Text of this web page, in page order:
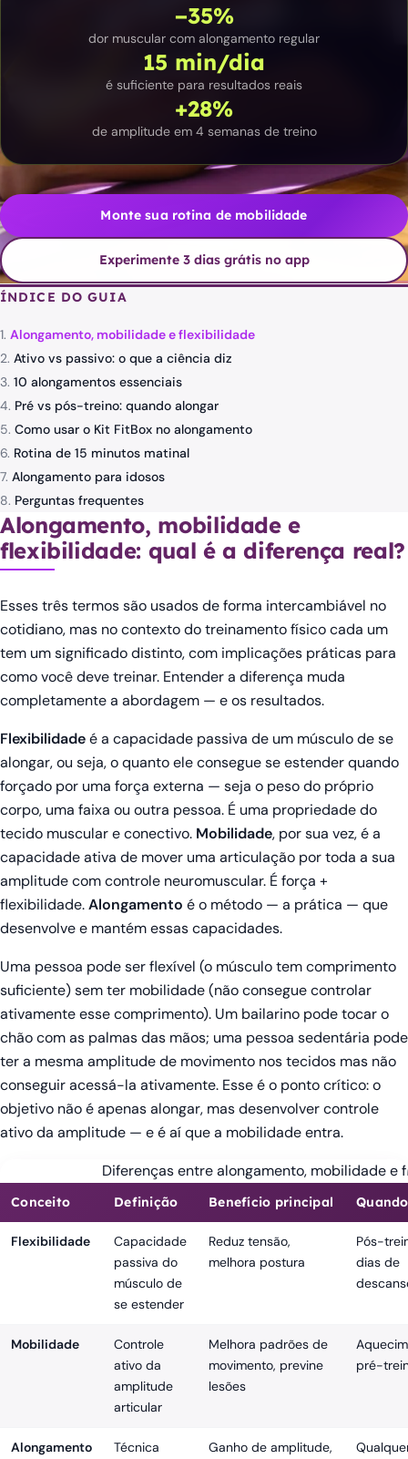
−35%
dor muscular com alongamento regular
15 min/dia
é suficiente para resultados reais
+28%
de amplitude em 4 semanas de treino
Monte sua rotina de mobilidade
Experimente 3 dias grátis no app
ÍNDICE DO GUIA
Alongamento, mobilidade e flexibilidade
Ativo vs passivo: o que a ciência diz
10 alongamentos essenciais
Pré vs pós-treino: quando alongar
Como usar o Kit FitBox no alongamento
Rotina de 15 minutos matinal
Alongamento para idosos
Perguntas frequentes
Alongamento, mobilidade e
flexibilidade: qual é a diferença real?
Esses três termos são usados de forma intercambiável no
cotidiano, mas no contexto do treinamento físico cada um
tem um significado distinto, com implicações práticas para
como você deve treinar. Entender a diferença muda
completamente a abordagem — e os resultados.
Flexibilidadeé a capacidade passiva de um músculo de se
alongar, ou seja, o quanto ele consegue se estender quando
forçado por uma força externa — seja o peso do próprio
corpo, uma faixa ou outra pessoa. É uma propriedade do
tecido muscular e conectivo. Mobilidade, por sua vez, é a
capacidade ativa de mover uma articulação por toda a sua
amplitude com controle neuromuscular. É força +
flexibilidade.Alongamento é o método — a prática — que
desenvolve e mantém essas capacidades.
Uma pessoa pode ser flexível (o músculo tem comprimento
suficiente) sem ter mobilidade (não consegue controlar
ativamente esse comprimento). Um bailarino pode tocar o
chão com as palmas das mãos; uma pessoa sedentária pode
ter a mesma amplitude de movimento nos tecidos mas não
conseguir acessá-la ativamente. Esse é o ponto crítico: o
objetivo não é apenas alongar, mas desenvolver controle
ativo da amplitude — e é aí que a mobilidade entra.
Diferenças entre alongamento, mobilidade e
Conceito Definição Benefício principal
Flexibilidade
Capacidade
passiva do
músculo de
se estender
Reduz tensão,
melhora postura
Pós-
dias de
Mobilidade
Controle
ativo da
amplitude
articular
Melhora padrões de
movimento, previne
lesões
pré-
Alongamento
Técnica
Ganho de amplitude,